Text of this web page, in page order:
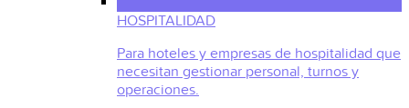
HOSPITALIDAD
Para hoteles y empresas de hospitalidad que
necesitan gestionar personal, turnos y
operaciones.